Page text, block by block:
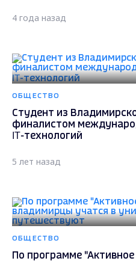
4 года назад
ОБЩЕСТВО
Студент из
финалистом
IT-технологий
5 лет назад
ОБЩЕСТВО
По программе